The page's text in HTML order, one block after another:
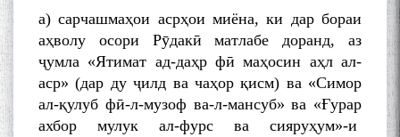
а) сарчашмаҳои асрҳои миёна, ки дар бораи
аҳволу осори Рӯдакӣ матлабе доранд, аз
ҷумла «Ятимат ад-даҳр фӣ маҳосин аҳл ал-
аср» (дар ду ҷилд ва чаҳор қисм) ва «Симор
ал-қулуб фӣ-л-музоф ва-л-мансуб» ва «Ғурар
ахбор мулук ал-фурс ва сияруҳум»-и